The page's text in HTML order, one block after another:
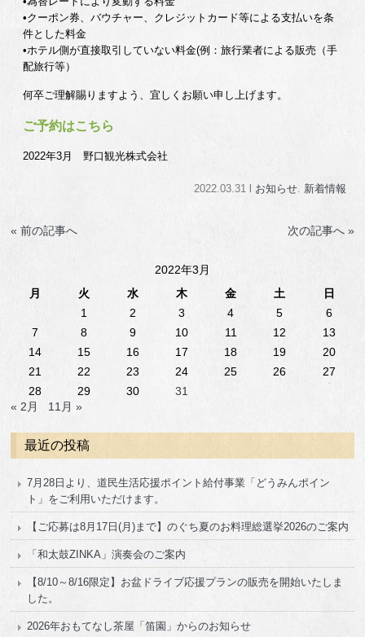
•クーポン券、バウチャー、クレジットカード等による支払いを条
件とした料金
•ホテル側が直接取引していない料金(例：旅行業者による販売（手
配旅行等）
何卒ご理解賜りますよう、宜しくお願い申し上げます。
ご予約はこちら
2022年3月 野口観光株式会社
2022.03.31 l お知らせ. 新着情報
« 前の記事へ 次の記事へ »
2022年3月
月
火 水 木 金 土
日
1
2 3 4 5
6
7
8 9 10 11 12
13
14
15 16 17 18 19
20
21
22 23 24 25 26
27
28
29 30
31
« 2月
11月 »
最近の投稿
7月28日より、道民生活応援ポイント給付事業「どうみんポイン
ト」をご利用いただけます。
【ご応募は8月17日(月)まで】のぐち夏のお料理総選挙2026のご案内
「和太鼓ZINKA」演奏会のご案内
【8/10～8/16限定】お盆ドライブ応援プランの販売を開始いたしま
した。
2026年おもてなし茶屋「笛園」からのお知らせ